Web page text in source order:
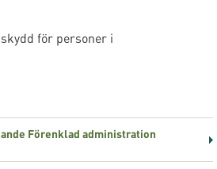
för personer i
Förenklad administration